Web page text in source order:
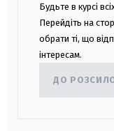
Будьте в курсі
Перейдіть на
обрати ті, що
інтересам.
ДО